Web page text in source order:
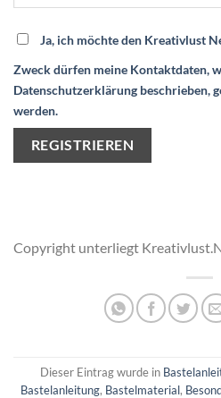
Ja, ich möchte den Kreativlust
Zweck dürfen meine Kontaktdaten,
Datenschutzerklärung beschrieben,
werden.
Copyright unterliegt
Dieser Eintrag wurde in
Bastelanleitung, Bastelmaterial,